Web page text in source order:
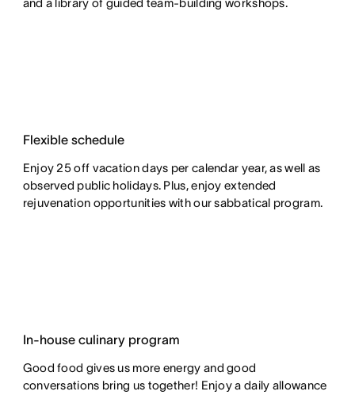
and a library of guided team-building workshops.
Flexible schedule
Enjoy 25 off vacation days per calendar year, as well as
observed public holidays. Plus, enjoy extended
rejuvenation opportunities with our sabbatical program.
In-house culinary program
Good food gives us more energy and good
conversations bring us together! Enjoy a daily allowance